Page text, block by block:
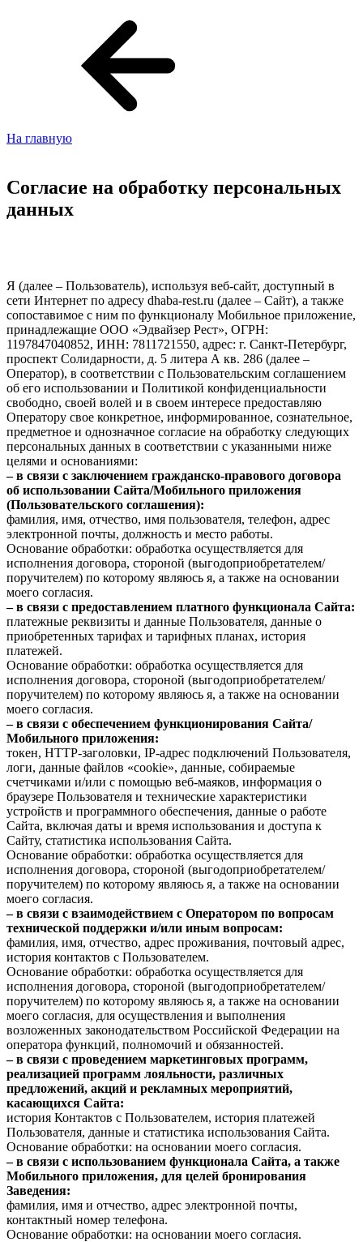
На главную
Cогласие на обработку персональных
данных
Я (далее – Пользователь), используя веб-сайт, доступный в
сети Интернет по адресу dhaba-rest.ru (далее – Сайт), а также
сопоставимое с ним по функционалу Мобильное приложение,
принадлежащие ООО «Эдвайзер Рест», ОГРН:
1197847040852, ИНН: 7811721550, адрес: г. Санкт-Петербург,
проспект Солидарности, д. 5 литера А кв. 286 (далее –
Оператор), в соответствии с Пользовательским соглашением
об его использовании и Политикой конфиденциальности
свободно, своей волей и в своем интересе предоставляю
Оператору свое конкретное, информированное, сознательное,
предметное и однозначное согласие на обработку следующих
персональных данных в соответствии с указанными ниже
целями и основаниями:
– в связи с заключением гражданско-правового договора
об использовании Сайта/Мобильного приложения
(Пользовательского соглашения):
фамилия, имя, отчество, имя пользователя, телефон, адрес
электронной почты, должность и место работы.
Основание обработки: обработка осуществляется для
исполнения договора, стороной (выгодоприобретателем/
поручителем) по которому являюсь я, а также на основании
моего согласия.
– в связи с предоставлением платного функционала Сайта:
платежные реквизиты и данные Пользователя, данные о
приобретенных тарифах и тарифных планах, история
платежей.
Основание обработки: обработка осуществляется для
исполнения договора, стороной (выгодоприобретателем/
поручителем) по которому являюсь я, а также на основании
моего согласия.
– в связи с обеспечением функционирования Сайта/
Мобильного приложения:
токен, HTTP-заголовки, IP-адрес подключений Пользователя,
логи, данные файлов «cookie», данные, собираемые
счетчиками и/или с помощью веб-маяков, информация о
браузере Пользователя и технические характеристики
устройств и программного обеспечения, данные о работе
Сайта, включая даты и время использования и доступа к
Сайту, статистика использования Сайта.
Основание обработки: обработка осуществляется для
исполнения договора, стороной (выгодоприобретателем/
поручителем) по которому являюсь я, а также на основании
моего согласия.
– в связи с взаимодействием с Оператором по вопросам
технической поддержки и/или иным вопросам:
фамилия, имя, отчество, адрес проживания, почтовый адрес,
история контактов с Пользователем.
Основание обработки: обработка осуществляется для
исполнения договора, стороной (выгодоприобретателем/
поручителем) по которому являюсь я, а также на основании
моего согласия, для осуществления и выполнения
возложенных законодательством Российской Федерации на
оператора функций, полномочий и обязанностей.
– в связи с проведением маркетинговых программ,
реализацией программ лояльности, различных
предложений, акций и рекламных мероприятий,
касающихся Сайта:
история Контактов с Пользователем, история платежей
Пользователя, данные и статистика использования Сайта.
Основание обработки: на основании моего согласия.
– в связи с использованием функционала Сайта, а также
Мобильного приложения, для целей бронирования
Заведения:
фамилия, имя и отчество, адрес электронной почты,
контактный номер телефона.
Основание обработки: на основании моего согласия.